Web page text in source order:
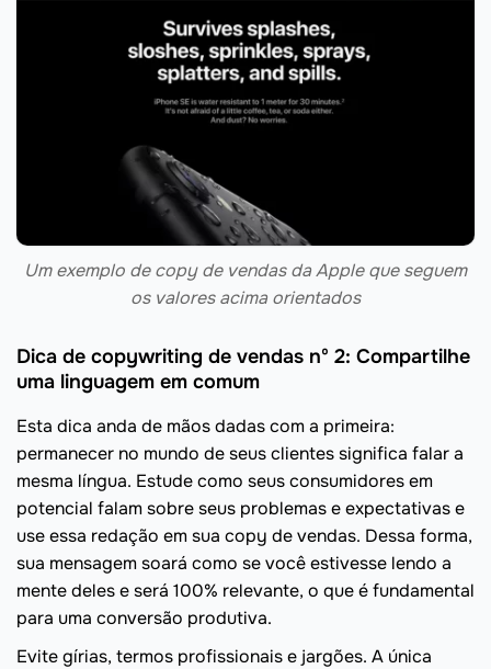
Um exemplo de copy de vendas da Apple que seguem
os valores acima orientados
Dica de copywriting de vendas nº 2: Compartilhe
uma linguagem em comum
Esta dica anda de mãos dadas com a primeira:
permanecer no mundo de seus clientes significa falar a
mesma língua. Estude como seus consumidores em
potencial falam sobre seus problemas e expectativas e
use essa redação em sua copy de vendas. Dessa forma,
sua mensagem soará como se você estivesse lendo a
mente deles e será 100% relevante, o que é fundamental
para uma conversão produtiva.
Evite gírias, termos profissionais e jargões. A única